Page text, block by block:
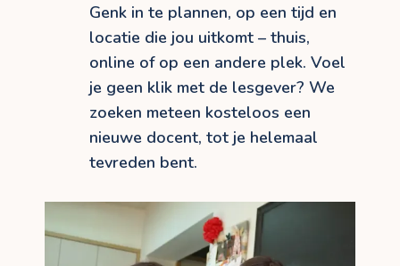
Genk in te plannen, op een tijd en
locatie die jou uitkomt – thuis,
online of op een andere plek. Voel
je geen klik met de lesgever? We
zoeken meteen kosteloos een
nieuwe docent, tot je helemaal
tevreden bent.